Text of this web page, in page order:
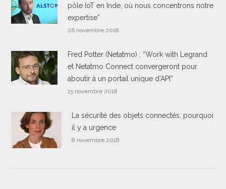
pôle IoT en Inde, où nous concentrons notre
expertise”
26 novembre 2018
Fred Potter (Netatmo) : “Work with Legrand
et Netatmo Connect convergeront pour
aboutir à un portail unique d’API”
15 novembre 2018
La sécurité des objets connectés, pourquoi
il y a urgence
8 novembre 2018